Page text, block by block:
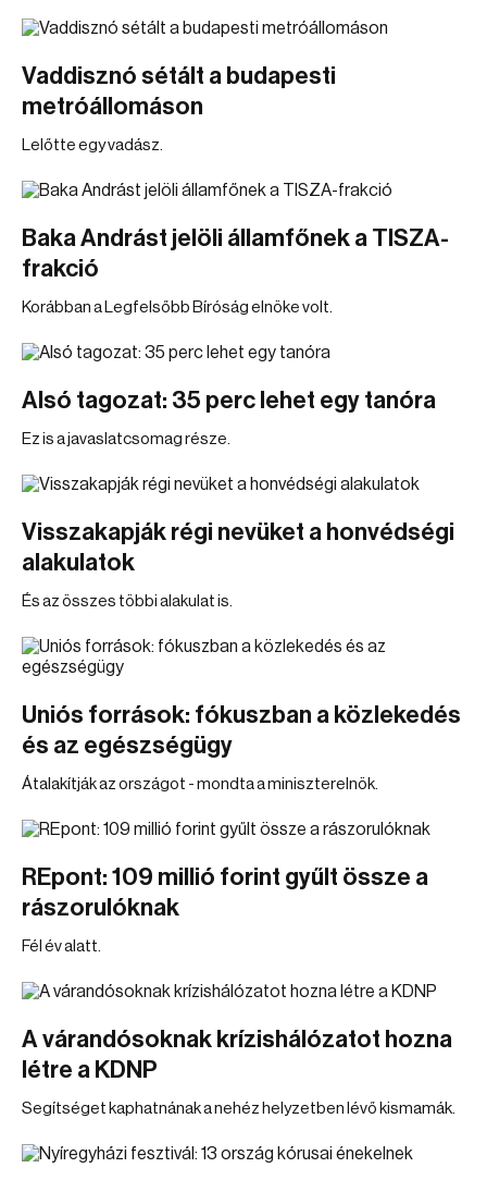
Vaddisznó sétált a budapesti
metróállomáson
Lelőtte egy vadász.
Baka Andrást jelöli államfőnek a TISZA-
frakció
Korábban a Legfelsőbb Bíróság elnöke volt.
Alsó tagozat: 35 perc lehet egy tanóra
Ez is a javaslatcsomag része.
Visszakapják régi nevüket a honvédségi
alakulatok
És az összes többi alakulat is.
Uniós források: fókuszban a közlekedés
és az egészségügy
Átalakítják az országot - mondta a miniszterelnök.
REpont: 109 millió forint gyűlt össze a
rászorulóknak
Fél év alatt.
A várandósoknak krízishálózatot hozna
létre a KDNP
Segítséget kaphatnának a nehéz helyzetben lévő kismamák.